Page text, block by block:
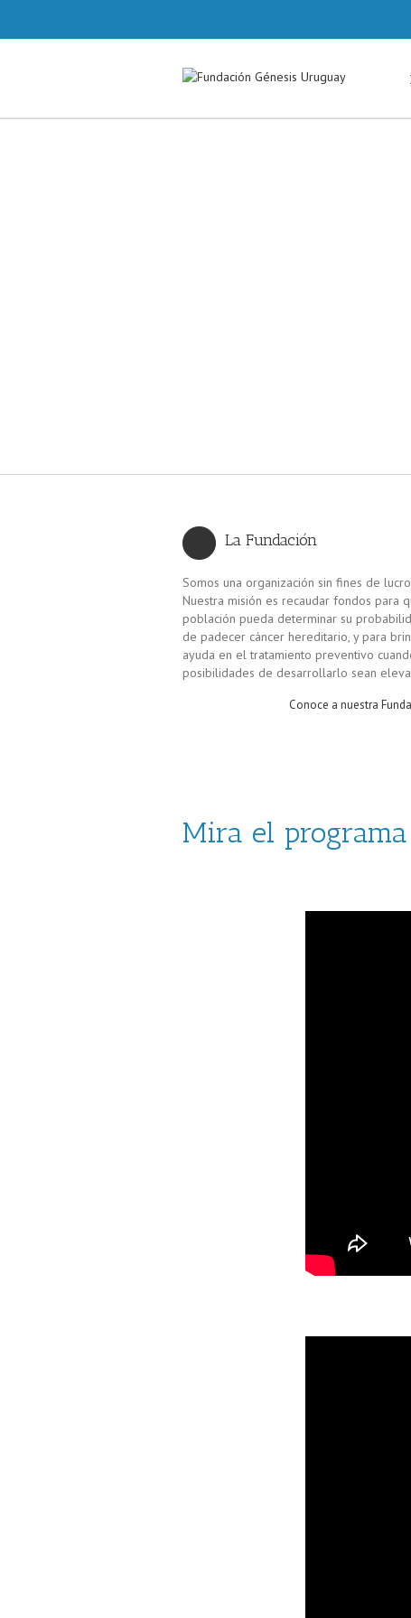
La Fundación
Somos una organización sin fines de
Nuestra misión es recaudar fondos para
población pueda determinar su
de padecer cáncer hereditario, y para
ayuda en el tratamiento preventivo
posibilidades de desarrollarlo sean
Conoce a nuestra
Mira el